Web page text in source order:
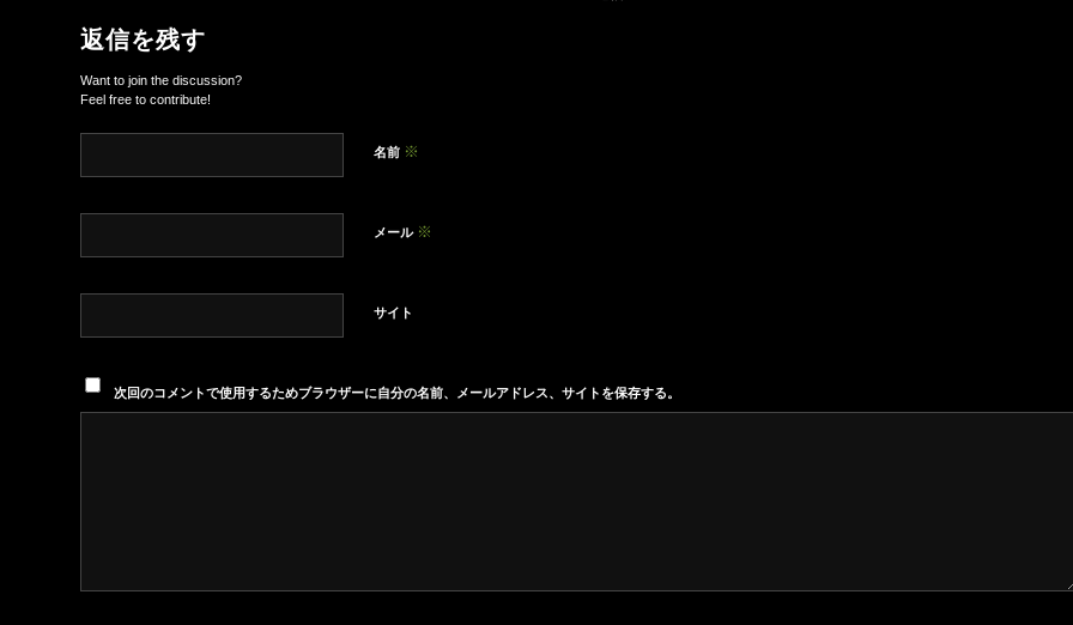
返信を残す
Want to join the discussion?
Feel free to contribute!
名前 ※
メール ※
サイト
次回のコメントで使用するためブラウザーに自分の名前、メールアドレス、サイトを保存する。